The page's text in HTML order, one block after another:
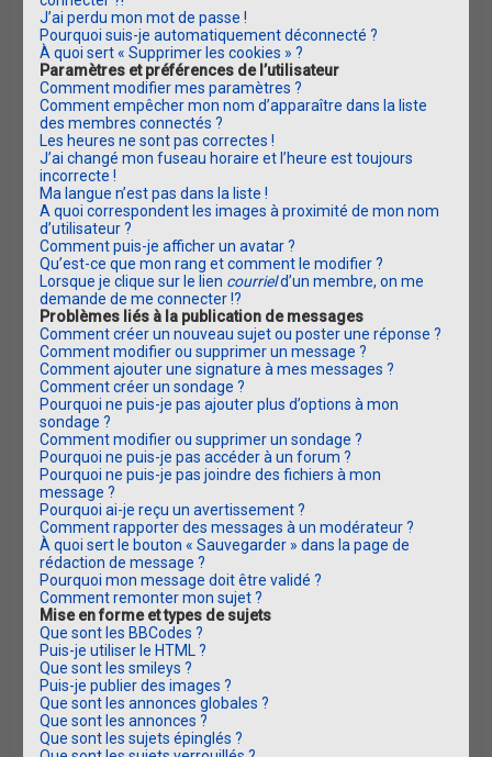
J’ai perdu mon mot de passe !
Pourquoi suis-je automatiquement déconnecté ?
À quoi sert « Supprimer les cookies » ?
Paramètres et préférences de l’utilisateur
Comment modifier mes paramètres ?
Comment empêcher mon nom d’apparaître dans la liste
des membres connectés ?
Les heures ne sont pas correctes !
J’ai changé mon fuseau horaire et l’heure est toujours
incorrecte !
Ma langue n’est pas dans la liste !
A quoi correspondent les images à proximité de mon nom
d’utilisateur ?
Comment puis-je afficher un avatar ?
Qu’est-ce que mon rang et comment le modifier ?
Lorsque je clique sur le lien courrield’un membre, on me
demande de me connecter !?
Problèmes liés à la publication de messages
Comment créer un nouveau sujet ou poster une réponse ?
Comment modifier ou supprimer un message ?
Comment ajouter une signature à mes messages ?
Comment créer un sondage ?
Pourquoi ne puis-je pas ajouter plus d’options à mon
sondage ?
Comment modifier ou supprimer un sondage ?
Pourquoi ne puis-je pas accéder à un forum ?
Pourquoi ne puis-je pas joindre des fichiers à mon
message ?
Pourquoi ai-je reçu un avertissement ?
Comment rapporter des messages à un modérateur ?
À quoi sert le bouton « Sauvegarder » dans la page de
rédaction de message ?
Pourquoi mon message doit être validé ?
Comment remonter mon sujet ?
Mise en forme et types de sujets
Que sont les BBCodes ?
Puis-je utiliser le HTML ?
Que sont les smileys ?
Puis-je publier des images ?
Que sont les annonces globales ?
Que sont les annonces ?
Que sont les sujets épinglés ?